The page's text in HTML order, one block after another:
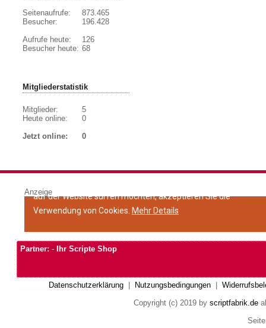
Seitenaufrufe:
Besucher:
Aufrufe heute:
Besucher heute:
873.465
196.428
126
68
Mitgliederstatistik
Mitglieder:
Heute online:
5
0
Jetzt online:
0
Anzeige
Partner: - Ihr Scripte Shop
Datenschutzerklärung| Nutzungsbedingungen|
Copyright (c) 2019 by scriptfabrik.de